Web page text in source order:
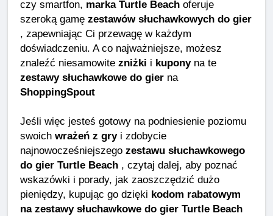
czy smartfon, marka Turtle Beach oferuje
szeroką gamę zestawów słuchawkowych do gier
, zapewniając Ci przewagę w każdym
doświadczeniu. A co najważniejsze, możesz
znaleźć niesamowite zniżki i kuponyna te
zestawy słuchawkowe do gier na
ShoppingSpout
Jeśli więc jesteś gotowy na podniesienie poziomu
swoich wrażeń z gryi zdobycie
najnowocześniejszego zestawu słuchawkowego
do gier Turtle Beach , czytaj dalej, aby poznać
wskazówki i porady, jak zaoszczędzić dużo
pieniędzy, kupując go dzięki kodom rabatowym
na zestawy słuchawkowe do gier Turtle Beach